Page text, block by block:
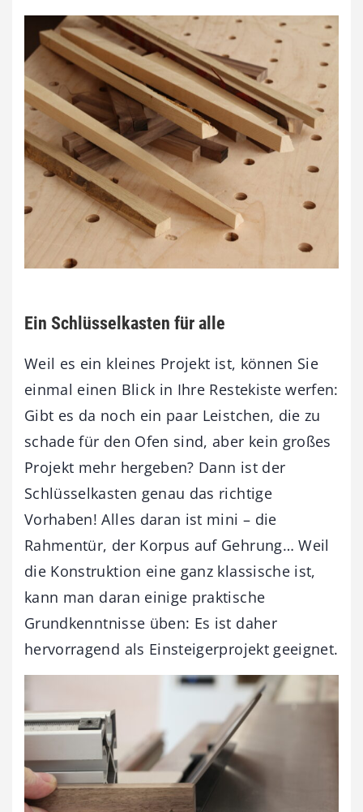
Ein Schlüsselkasten für alle
Weil es ein kleines Projekt ist, können Sie
einmal einen Blick in Ihre Restekiste werfen:
Gibt es da noch ein paar Leistchen, die zu
schade für den Ofen sind, aber kein großes
Projekt mehr hergeben? Dann ist der
Schlüsselkasten genau das richtige
Vorhaben! Alles daran ist mini – die
Rahmentür, der Korpus auf Gehrung… Weil
die Konstruktion eine ganz klassische ist,
kann man daran einige praktische
Grundkenntnisse üben: Es ist daher
hervorragend als Einsteigerprojekt geeignet.